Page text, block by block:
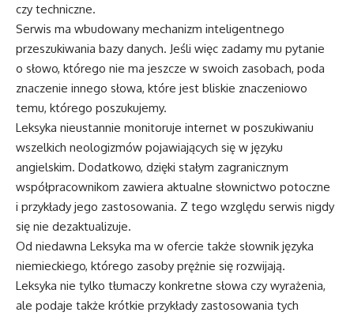
czy techniczne.
Serwis ma wbudowany mechanizm inteligentnego
przeszukiwania bazy danych. Jeśli więc zadamy mu pytanie
o słowo, którego nie ma jeszcze w swoich zasobach, poda
znaczenie innego słowa, które jest bliskie znaczeniowo
temu, którego poszukujemy.
Leksyka nieustannie monitoruje internet w poszukiwaniu
wszelkich neologizmów pojawiających się w języku
angielskim. Dodatkowo, dzięki stałym zagranicznym
współpracownikom zawiera aktualne słownictwo potoczne
i przykłady jego zastosowania. Z tego względu serwis nigdy
się nie dezaktualizuje.
Od niedawna Leksyka ma w ofercie także słownik języka
niemieckiego, którego zasoby prężnie się rozwijają.
Leksyka nie tylko tłumaczy konkretne słowa czy wyrażenia,
ale podaje także krótkie przykłady zastosowania tych